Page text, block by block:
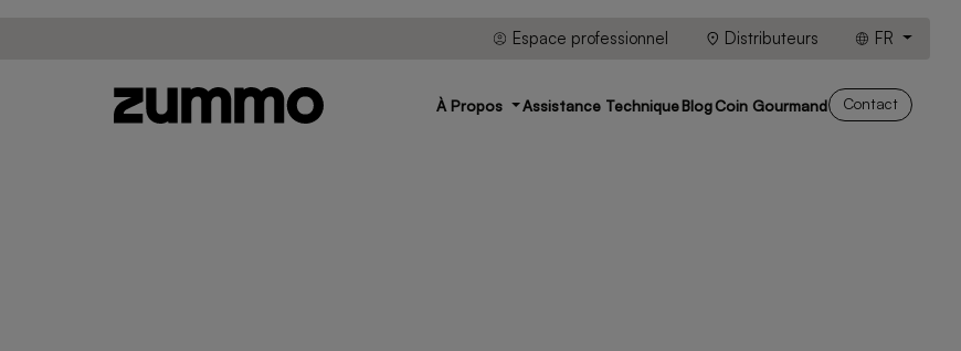
Espace professionnel Distributeurs FR
À Propos Assistance TechniqueBlogCoin Gourmand Contact